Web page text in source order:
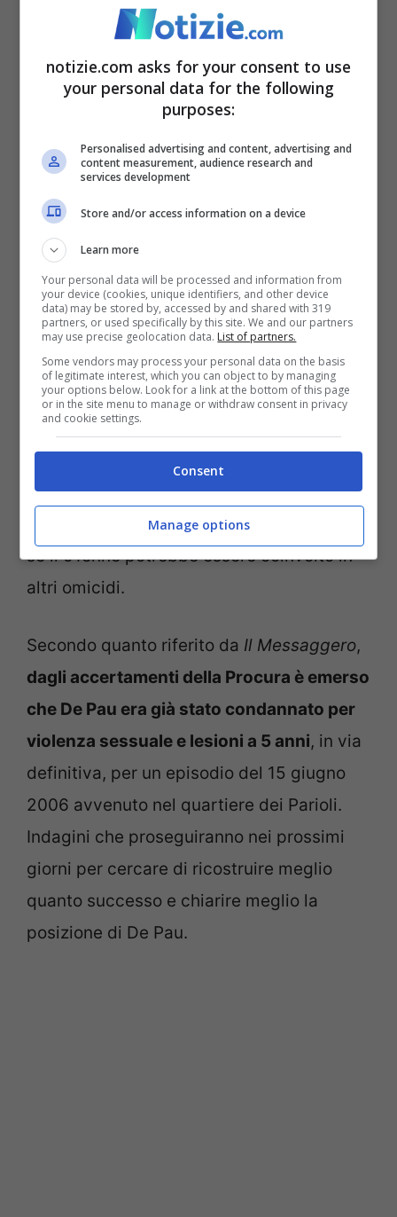
Il punto sulle indagini
– Notizie.com – © Ansa
Le indagini su quanto successo nel rione
Prati è ancora in corso. Come detto in
precedenza, gli inquirenti stanno scavando
nel passato di De Pau per cercare di capire
se il 51enne potrebbe essere coinvolto in
altri omicidi.
Secondo quanto riferito da Il Messaggero,
dagli accertamenti della Procura è emerso
che De Pau era già stato condannato per
violenza sessuale e lesioni a 5 anni, in via
definitiva, per un episodio del 15 giugno
2006 avvenuto nel quartiere dei Parioli.
Indagini che proseguiranno nei prossimi
giorni per cercare di ricostruire meglio
quanto successo e chiarire meglio la
posizione di De Pau.
notizie.com asks for your consent to use
your personal data for the following
purposes:
Personalised advertising and content, advertising and
content measurement, audience research and
services development
Store and/or access information on a device
Learn more
Your personal data will be processed and information from
your device (cookies, unique identifiers, and other device
data) may be stored by, accessed by and shared with 319
partners, or used specifically by this site. We and our partners
may use precise geolocation data. List of partners.
Some vendors may process your personal data on the basis
of legitimate interest, which you can object to by managing
your options below. Look for a link at the bottom of this page
or in the site menu to manage or withdraw consent in privacy
and cookie settings.
Consent
Manage options